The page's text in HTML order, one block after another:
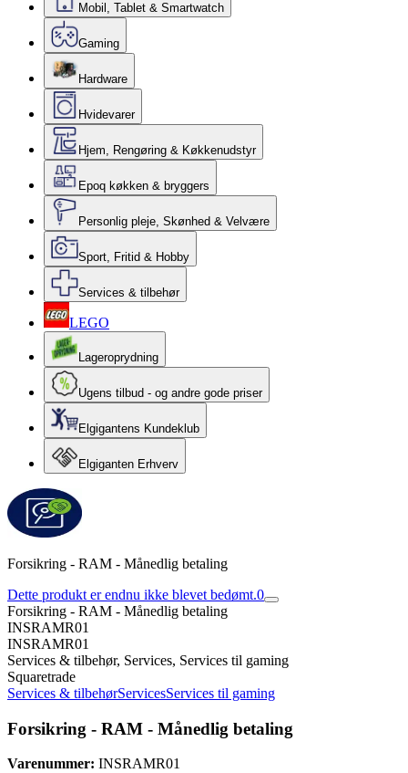
Mobil, Tablet & Smartwatch
Gaming
Hardware
Hvidevarer
Hjem, Rengøring & Køkkenudstyr
Epoq køkken & bryggers
Personlig pleje, Skønhed & Velvære
Sport, Fritid & Hobby
Services & tilbehør
LEGO
Lageroprydning
Ugens tilbud - og andre gode priser
Elgigantens Kundeklub
Elgiganten Erhverv
Forsikring - RAM - Månedlig betaling
Dette produkt er endnu ikke blevet bedømt.0
Forsikring - RAM - Månedlig betaling
INSRAMR01
INSRAMR01
Services & tilbehør, Services, Services til gaming
Squaretrade
Services & tilbehørServicesServices til gaming
Forsikring - RAM - Månedlig betaling
Varenummer: INSRAMR01